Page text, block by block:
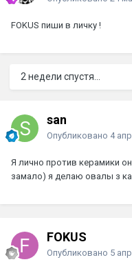
FOKUS пиши в личку !
2 недели спустя...
san
Опубликовано 4
Я лично против керамики
замало) я делаю овалы з
FOKUS
Опубликовано 5